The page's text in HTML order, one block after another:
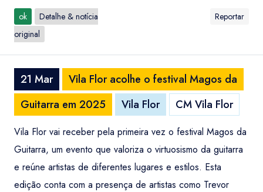
ok
Detalhe & notícia
original
Reportar
21 Mar
Vila Flor acolhe o festival Magos da
Guitarra em 2025
Vila Flor CM Vila Flor
Vila Flor vai receber pela primeira vez o festival Magos da
Guitarra, um evento que valoriza o virtuosismo da guitarra
e reúne artistas de diferentes lugares e estilos. Esta
edição conta com a presença de artistas como Trevor